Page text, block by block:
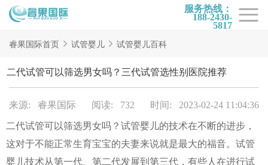
服务热线：
188-2430-
5817
首页
试管项目
试管百科
试管医院
睿果国际
睿果国际首页 试管婴儿 试管婴儿百科
二代试管可以筛选男女吗？三代试管选性别医院推荐
来源: 睿果国际 阅读: 732 时间: 2023-02-24 11:04:36
二代试管可以筛选男女吗？试管婴儿的技术在不断的进步，
这对于不能正常生育宝宝的夫妻来说就是最大的福音。试管
婴儿技术从第一代、第二代发展到第三代，有些人在进行试